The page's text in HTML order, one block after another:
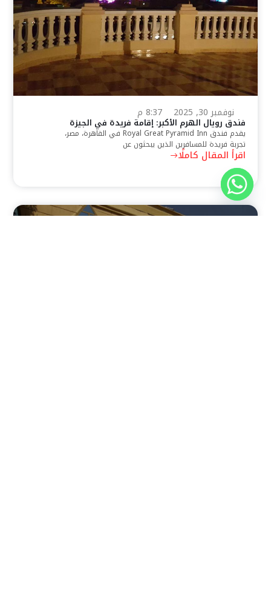
نوفمبر 30, 2025 8:37 م
فندق رويال الهرم الأكبر: إقامة فريدة في الجيزة
يقدم فندق Royal Great Pyramid Inn في القاهرة، مصر،
تجربة فريدة للمسافرين الذين يبحثون عن
اقرأ المقال كاملًا